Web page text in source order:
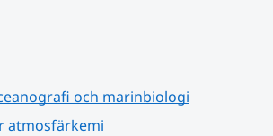
och marinbiologi
atmosfärkemi